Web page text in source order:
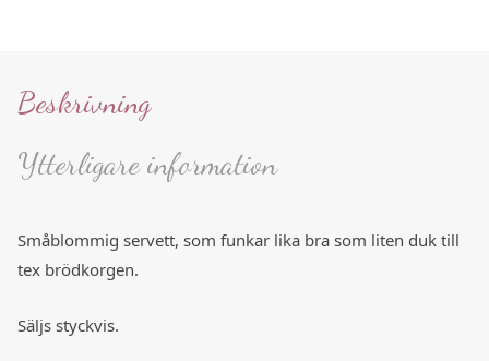
Beskrivning
Ytterligare information
Småblommig servett, som funkar lika bra som liten duk till
tex brödkorgen.
Säljs styckvis.